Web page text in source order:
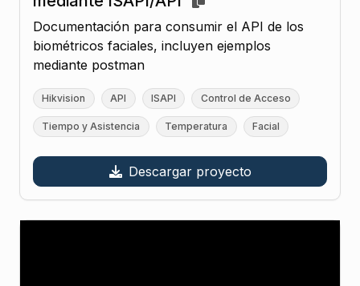
Documentación para consumir el API de los
biométricos faciales, incluyen ejemplos
mediante postman
Hikvision API ISAPI Control de Acceso
Tiempo y Asistencia Temperatura Facial
Descargar proyecto